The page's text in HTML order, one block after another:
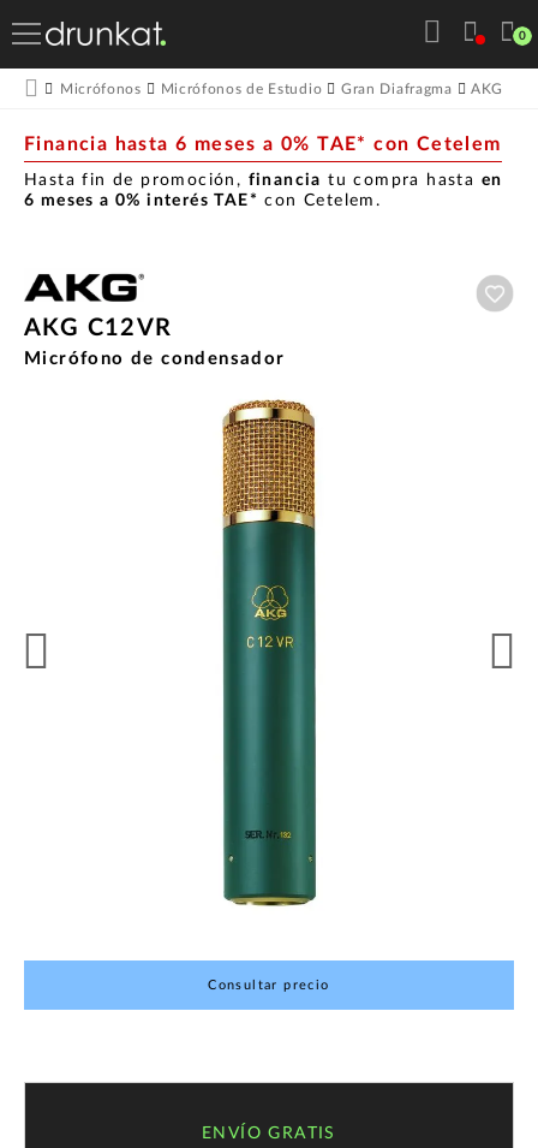
0
Micrófonos Micrófonos de Estudio Gran Diafragma AKG
Financia hasta 6 meses a 0% TAE* con Cetelem
Hasta fin de promoción, financia tu compra hasta en
6 meses a 0% interés TAE* con Cetelem.
AKG C12VR
Micrófono de condensador
Consultar precio
ENVÍO GRATIS